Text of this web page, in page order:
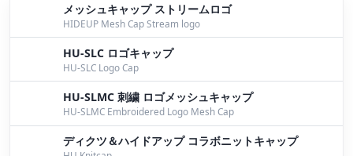
メッシュキャップ ストリームロゴ
HIDEUP Mesh Cap Stream logo
HU-SLC ロゴキャップ
HU-SLC Logo Cap
HU-SLMC 刺繍 ロゴメッシュキャップ
HU-SLMC Embroidered Logo Mesh Cap
ディクツ＆ハイドアップ コラボニットキャップ